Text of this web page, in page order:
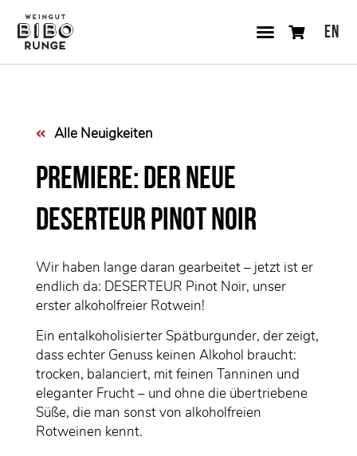
EN
Alle Neuigkeiten
Premiere: Der neue
Deserteur Pinot Noir
Wir haben lange daran gearbeitet – jetzt ist er
endlich da: DESERTEUR Pinot Noir, unser
erster alkoholfreier Rotwein!
Ein entalkoholisierter Spätburgunder, der zeigt,
dass echter Genuss keinen Alkohol braucht:
trocken, balanciert, mit feinen Tanninen und
eleganter Frucht – und ohne die übertriebene
Süße, die man sonst von alkoholfreien
Rotweinen kennt.